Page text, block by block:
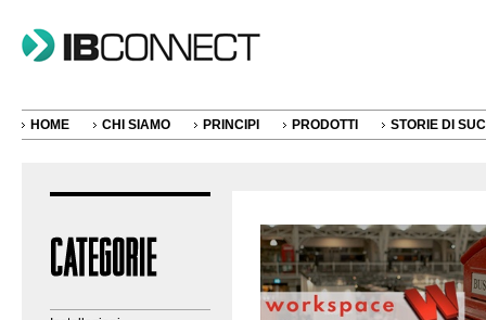
HOME CHI SIAMO PRINCIPI PRODOTTI STORIE DI